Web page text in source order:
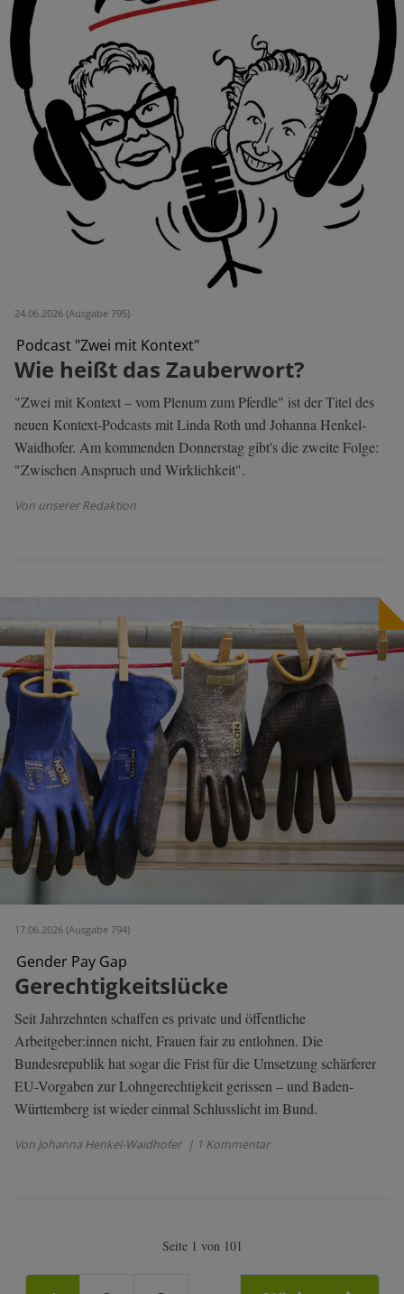
24.06.2026 (Ausgabe 795)
Podcast "Zwei mit Kontext"
Wie heißt das Zauberwort?
"Zwei mit Kontext – vom Plenum zum Pferdle" ist der Titel des
neuen Kontext-Podcasts mit Linda Roth und Johanna Henkel-
Waidhofer. Am kommenden Donnerstag gibt's die zweite Folge:
"Zwischen Anspruch und Wirklichkeit".
Von unserer Redaktion
17.06.2026 (Ausgabe 794)
Gender Pay Gap
Gerechtigkeitslücke
Seit Jahrzehnten schaffen es private und öffentliche
Arbeitgeber:innen nicht, Frauen fair zu entlohnen. Die
Bundesrepublik hat sogar die Frist für die Umsetzung schärferer
EU-Vorgaben zur Lohngerechtigkeit gerissen – und Baden-
Württemberg ist wieder einmal Schlusslicht im Bund.
Von Johanna Henkel-Waidhofer | 1 Kommentar
Seite 1 von 101